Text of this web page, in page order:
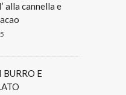
alla cannella e
BURRO E